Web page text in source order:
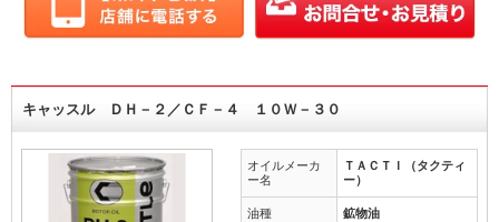
キャッスル ＤＨ－２／ＣＦ－４ １０Ｗ－３０
オイルメーカ
ー名
ＴＡＣＴＩ（タクティ
ー）
油種 鉱物油